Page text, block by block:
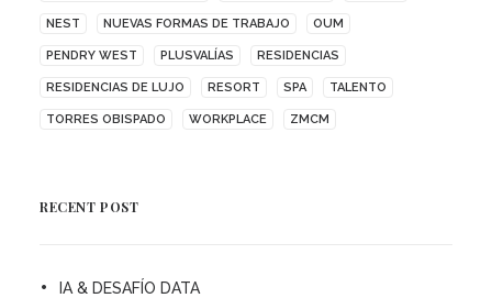
NEST NUEVAS FORMAS DE TRABAJO OUM
PENDRY WEST PLUSVALÍAS RESIDENCIAS
RESIDENCIAS DE LUJO RESORT SPA TALENTO
TORRES OBISPADO WORKPLACE ZMCM
RECENT POST
IA & DESAFÍO DATA